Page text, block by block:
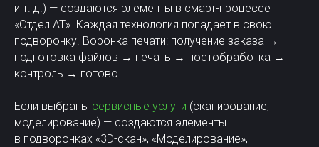
и т. д.) — создаются элементы в смарт-процессе
«Отдел АТ». Каждая технология попадает в свою
подворонку. Воронка печати: получение заказа →
подготовка файлов → печать → постобработка →
контроль → готово.
Если выбраны сервисные услуги (сканирование,
моделирование) — создаются элементы
в подворонках «3D-скан», «Моделирование»,